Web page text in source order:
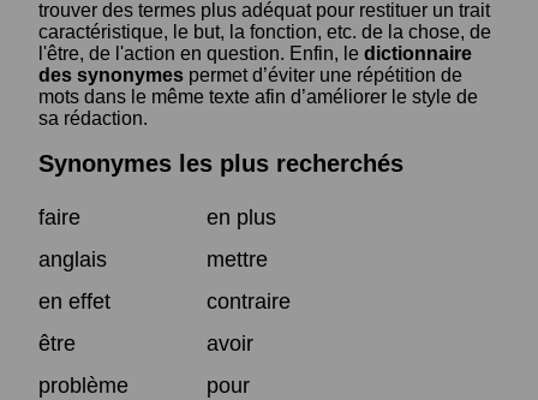
trouver des termes plus adéquat pour restituer un trait
caractéristique, le but, la fonction, etc. de la chose, de
l'être, de l'action en question. Enfin, le dictionnaire
des synonymes permet d’éviter une répétition de
mots dans le même texte afin d’améliorer le style de
sa rédaction.
Synonymes les plus recherchés
faire
en plus
anglais
mettre
en effet
contraire
être
avoir
problème
pour